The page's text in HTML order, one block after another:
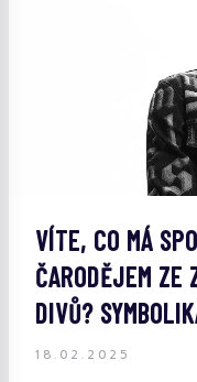
VÍTE, CO MÁ
ČARODĚJEM ZE
DIVŮ?
18.02.2025